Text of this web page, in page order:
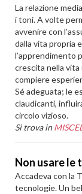
La relazione
i toni. A volte
avvenire con
dalla vita propria
l’apprendimento
crescita nella vita
compiere
Sé adeguata; le
claudicanti,
circolo vizioso.
Si trova in
Non usare le
Accadeva con la
tecnologie. Un